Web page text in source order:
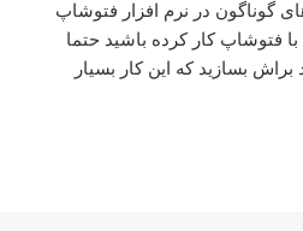
گوناگون در نرم افزار فتوشاپ
فتوشاپ کار کرده باشید حتما
براش بسازید که این کار بسیار
کردن خط چین و نقطه چین در